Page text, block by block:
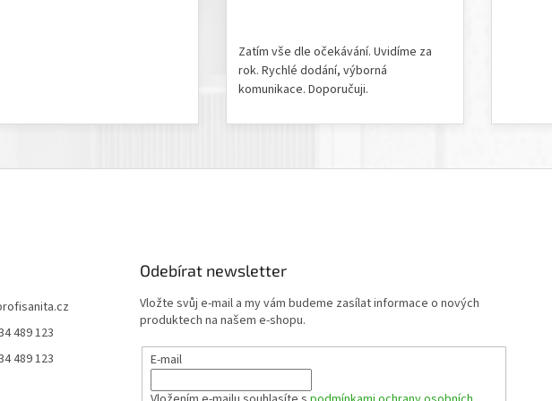
Zatím vše dle očekávání. Uvidíme za
rok. Rychlé dodání, výborná
komunikace. Doporučuji.
489 123
489 123
Odebírat newsletter
Vložte svůj e-mail a my vám budeme zasílat informace o nových
produktech na našem e-shopu.
E-mail